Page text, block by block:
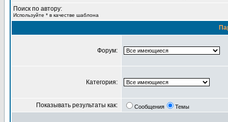
Поиск по автору:
Используйте * в качестве шаблона
Форум:
Категория:
Показывать результаты как: Сообщения Темы